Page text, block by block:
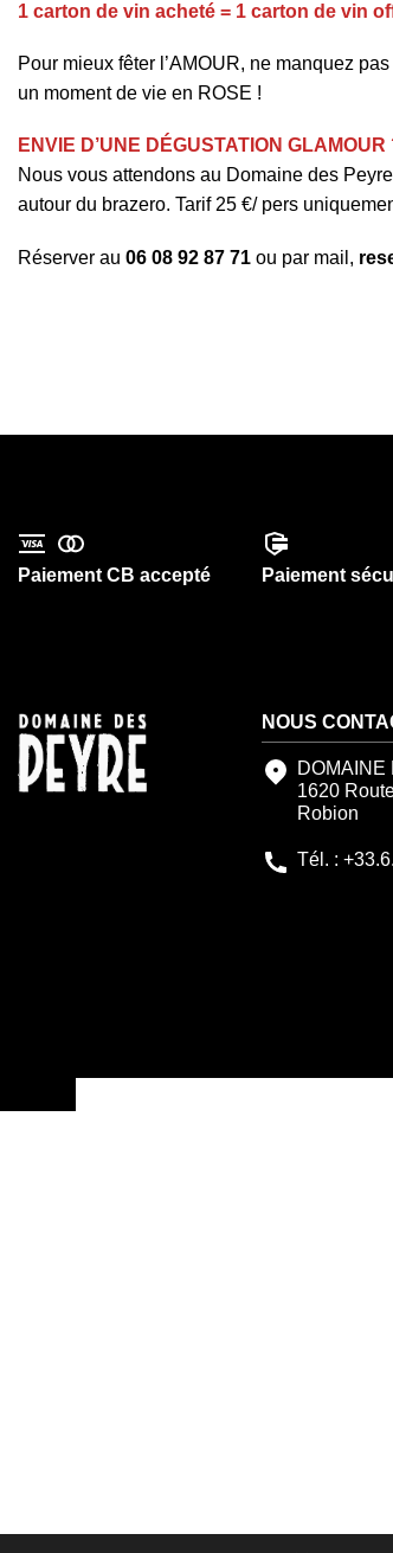
1 carton de vin acheté = 1 carton de vin
Pour mieux fêter l’AMOUR, ne manquez
un moment de vie en ROSE !
ENVIE D’UNE DÉGUSTATION GLAMOUR
Nous vous attendons au Domaine des
autour du brazero. Tarif 25 €/ pers
Réserver au 06 08 92 87 71 ou par mail,
Paiement CB accepté Paiement
NOUS
DOMAINE
1620
Robion
Tél. :